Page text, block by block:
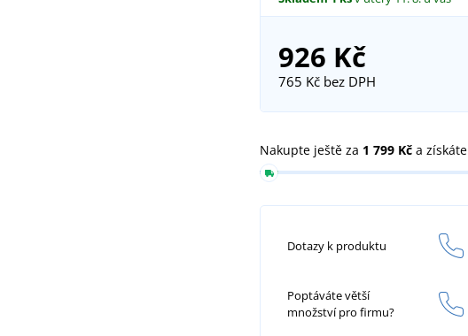
926 Kč
765 Kčbez DPH
Nakupte ještě za 1 799 Kč a získáte
Dotazy k produktu
Poptáváte větší
množství pro firmu?